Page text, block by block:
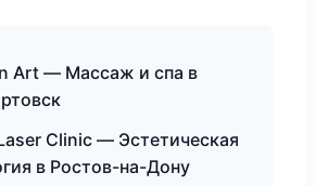
Art — Массаж и спа в
Clinic — Эстетическая
в Ростов-на-Дону